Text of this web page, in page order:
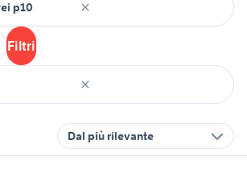
Filtri
Dal più rilevante